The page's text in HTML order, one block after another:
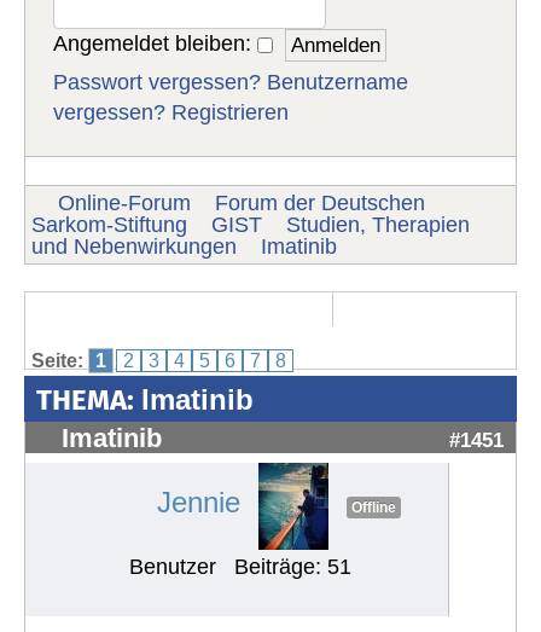
Angemeldet bleiben:
Passwort vergessen? Benutzername
vergessen? Registrieren
Online-Forum
Forum der Deutschen
Sarkom-Stiftung
GIST
Studien, Therapien
und Nebenwirkungen
Imatinib
Seite: 1 2 3 4 5 6 7 8
THEMA: Imatinib
Imatinib #1451
Jennie Offline
Benutzer Beiträge: 51